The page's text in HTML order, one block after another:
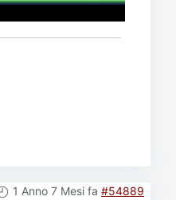
1 Anno 7 Mesi fa #54889